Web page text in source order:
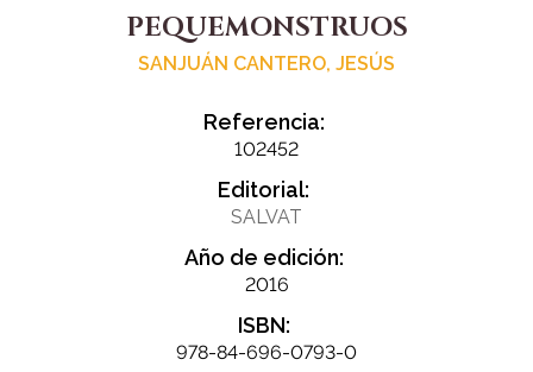
PEQUEMONSTRUOS
SANJUÁN CANTERO, JESÚS
Referencia:
102452
Editorial:
SALVAT
Año de edición:
2016
ISBN:
978-84-696-0793-0